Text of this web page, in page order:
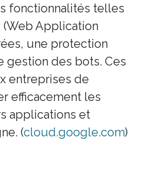
fonctionnalités telles
Application
une protection
gestion des bots. Ces
entreprises de
efficacement les
applications et
(cloud.google.com)